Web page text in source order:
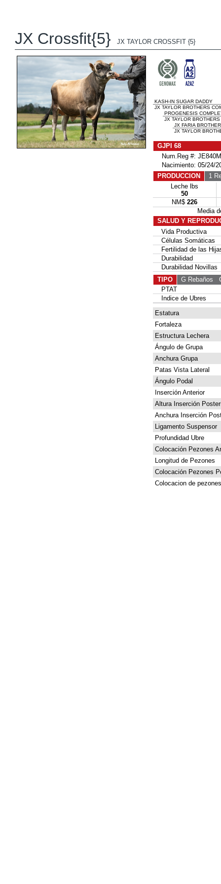
JX Crossfit{5} JX TAYLOR CROSSFIT {5}
KASH-IN SUGAR DADDY
JX TAYLOR BROTHERS
PROGENESIS
JX TAYLOR
JX FARIA
JX TAYLOR
GJPI 68
Num.Reg #:
Nacimiento: 05/24/
PRODUCCION
1
Leche lbs
50
NM$ 226
Media
SALUD Y
Vida Productiva
Células Somáticas
Fertilidad de las
Durabilidad
Durabilidad Novillas
TIPO
G Rebaños
PTAT
Indice de Ubres
Estatura
Fortaleza
Estructura Lechera
Ángulo de Grupa
Anchura Grupa
Patas Vista Lateral
Ángulo Podal
Inserción Anterior
Altura Inserción
Anchura Inserción
Ligamento Suspensor
Profundidad Ubre
Colocación Pezones
Longitud de Pezones
Colocación Pezones
Colocacion de